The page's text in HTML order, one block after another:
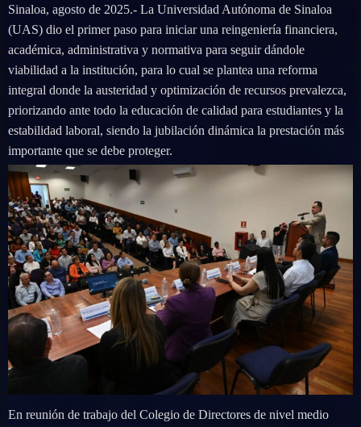
Sinaloa, agosto de 2025.- La Universidad Autónoma de Sinaloa
(UAS) dio el primer paso para iniciar una reingeniería financiera,
académica, administrativa y normativa para seguir dándole
viabilidad a la institución, para lo cual se plantea una reforma
integral donde la austeridad y optimización de recursos prevalezca,
priorizando ante todo la educación de calidad para estudiantes y la
estabilidad laboral, siendo la jubilación dinámica la prestación más
importante que se debe proteger.
En reunión de trabajo del Colegio de Directores de nivel medio